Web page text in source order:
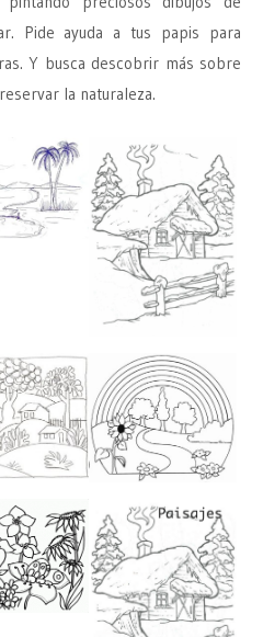
Pide ayuda a tus papis para
Y busca descobrir más sobre
la naturaleza.